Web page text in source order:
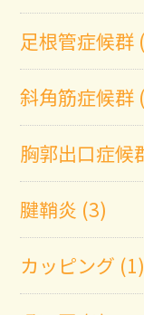
足根管症候群
斜角筋症候群
胸郭出口症候
腱鞘炎 (3)
カッピング (1)